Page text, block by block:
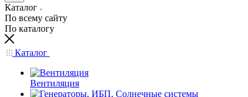
Каталог
По всему сайту
По каталогу
Каталог
Вентиляция